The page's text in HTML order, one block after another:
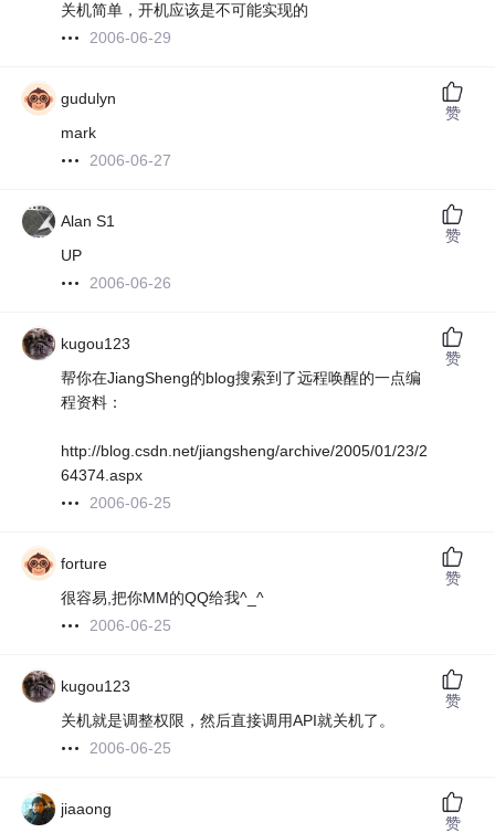
关机简单，开机应该是不可能实现的
2006-06-29
gudulyn
mark
2006-06-27
赞
Alan S1
UP
2006-06-26
赞
kugou123
帮你在JiangSheng的blog搜索到了远程唤醒的一点编
程资料：
http://blog.csdn.net/jiangsheng/archive/2005/01/23/2
64374.aspx
2006-06-25
赞
forture
很容易,把你MM的QQ给我^_^
2006-06-25
赞
kugou123
关机就是调整权限，然后直接调用API就关机了。
2006-06-25
赞
jiaaong
赞